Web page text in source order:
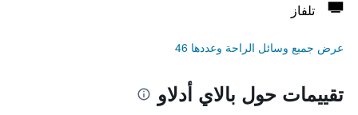
تلفاز
عرض جميع وسائل الراحة وعددها 46
تقييمات حول بالاي أدلاو